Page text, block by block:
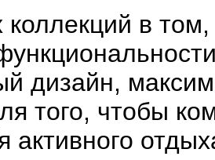
коллекций в
дизайн,
того, чтобы
активного